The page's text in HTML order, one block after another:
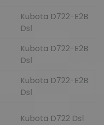
Kubota D722-E2B
Dsl
Kubota D722-E2B
Dsl
Kubota D722-E2B
Dsl
Kubota D722 Dsl